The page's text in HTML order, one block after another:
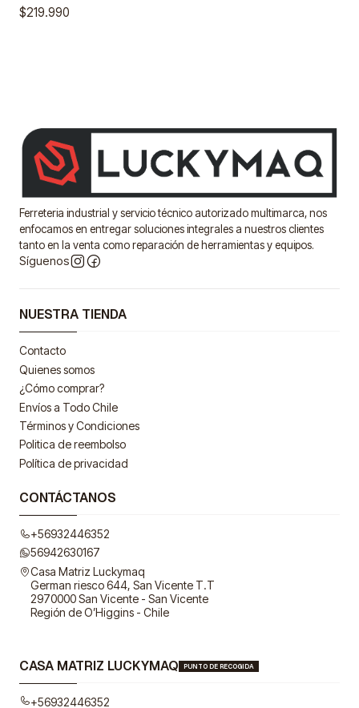
$219.990
Ferreteria industrial y servicio técnico autorizado multimarca, nos
enfocamos en entregar soluciones integrales a nuestros clientes
tanto en la venta como reparación de herramientas y equipos.
Síguenos
NUESTRA TIENDA
Contacto
Quienes somos
¿Cómo comprar?
Envíos a Todo Chile
Términos y Condiciones
Politica de reembolso
Política de privacidad
CONTÁCTANOS
+56932446352
56942630167
Casa Matriz Luckymaq
German riesco 644, San Vicente T.T
2970000 San Vicente - San Vicente
Región de O’Higgins - Chile
CASA MATRIZ LUCKYMAQ PUNTO DE RECOGIDA
+56932446352